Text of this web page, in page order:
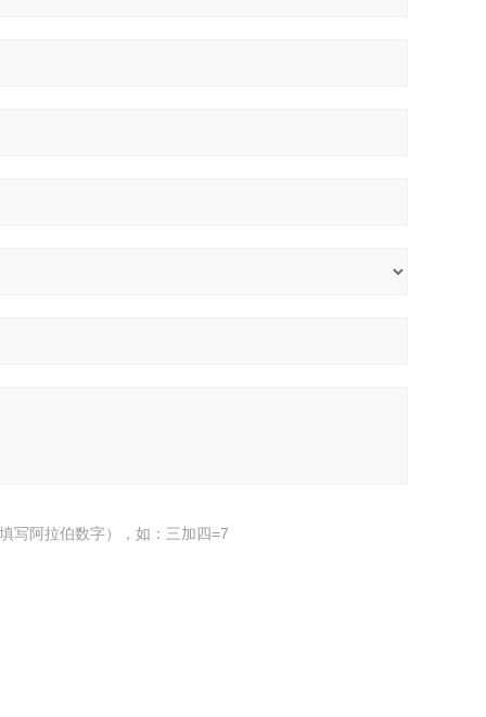
写阿拉伯数字），如：三加四=7